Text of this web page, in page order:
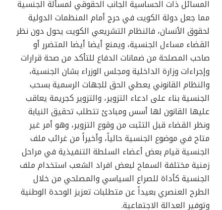
المسائل ذات الحساسية الجانب الحقوقي لمسألة الجنسية
مما جعل دولة الكويت في حرج أمام المنظمات الدولية
لحقوق الأنسان، فالنظام التشريعي الكويت يحول دون نظر
القضاء مساءل الجنسية، ويمنع أيضا أيضا المتضرر أو
صاحب المصلحة من ضمانات الدفاع للتأكد من صحة قرارات
وإجراءات وزارة الداخلية ومجلس الوزراء بشان الجنسية،
والنظام القانوني يعطي الحق للجهات الرسمية بسحب
الجنسية بناء على ادعاء التزوير، والتزوير كجريمة يعاقب
عليها القانون لها أسس ومبادئ تتطلب تحقيق النيابة
ونظر القضاء قبل التثبت من وقوع التزوير، وهو أمر غير
متاح في موضوع الجنسية حالياً، وأخيراً من غرائب ملف
الجنسية قيام بعض أعضاء السلطة التنفيذية في مراحل
زمنية مختلفة السماح لبعض افراد الشعب استخدام ملف
الجنسية كأداة للصراع السياسي والمصلحي من خلال
الطرح العنصري بعيداً عن متطلبات تعزيز الوحدة الوطنية
وتوفير العدالة الاجتماعية.